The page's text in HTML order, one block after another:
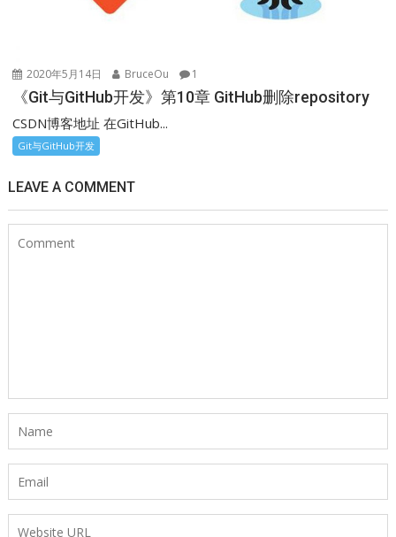
2020年5月14日 BruceOu 1
《Git与GitHub开发》第10章 GitHub删除repository
CSDN博客地址 在GitHub...
Git与GitHub开发
LEAVE A COMMENT